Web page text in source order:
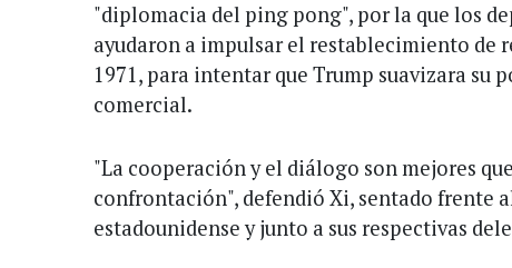
"diplomacia del ping pong", por la que los
ayudaron a impulsar el restablecimiento de
1971, para intentar que Trump suavizara su
comercial.
"La cooperación y el diálogo son mejores
confrontación", defendió Xi, sentado frente
estadounidense y junto a sus respectivas